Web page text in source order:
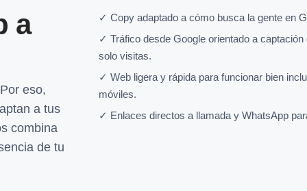
a
eso,
a tus
combina
de tu
✓ Copy adaptado a cómo busca la gente en
✓ Tráfico desde Google orientado a
solo visitas.
✓ Web ligera y rápida para funcionar bien
móviles.
✓ Enlaces directos a llamada y WhatsApp